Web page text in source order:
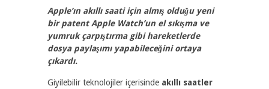
Apple’ın akıllı saati için almış olduğu yeni
bir patent Apple Watch’un el sıkışma ve
yumruk çarpıştırma gibi hareketlerde
dosya paylaşımı yapabileceğini ortaya
çıkardı.
Giyilebilir teknolojiler içerisinde akıllı saatler